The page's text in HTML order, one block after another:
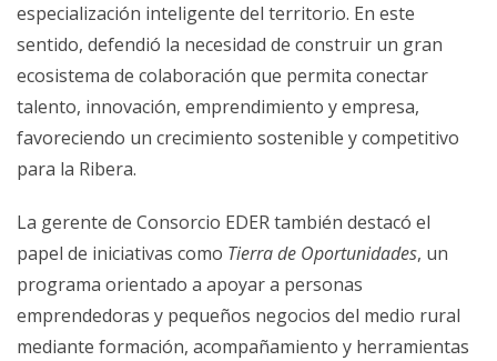
especialización inteligente del territorio. En este
sentido, defendió la necesidad de construir un gran
ecosistema de colaboración que permita conectar
talento, innovación, emprendimiento y empresa,
favoreciendo un crecimiento sostenible y competitivo
para la Ribera.
La gerente de Consorcio EDER también destacó el
papel de iniciativas como Tierra de Oportunidades, un
programa orientado a apoyar a personas
emprendedoras y pequeños negocios del medio rural
mediante formación, acompañamiento y herramientas